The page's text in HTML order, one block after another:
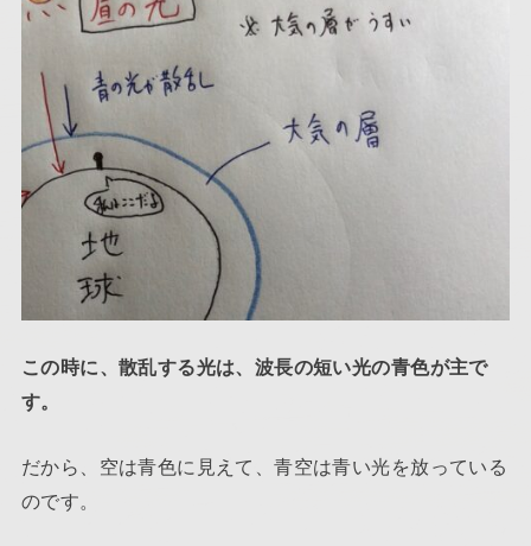
この時に、散乱する光は、波長の短い光の青色が主で
す。
だから、空は青色に見えて、青空は青い光を放っている
のです。